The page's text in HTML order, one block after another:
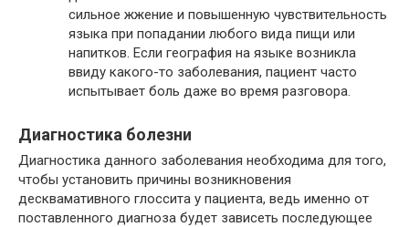
сильное жжение и повышенную чувствительность
языка при попадании любого вида пищи или
напитков. Если география на языке возникла
ввиду какого-то заболевания, пациент часто
испытывает боль даже во время разговора.
Диагностика болезни
Диагностика данного заболевания необходима для того,
чтобы установить причины возникновения
десквамативного глоссита у пациента, ведь именно от
поставленного диагноза будет зависеть последующее